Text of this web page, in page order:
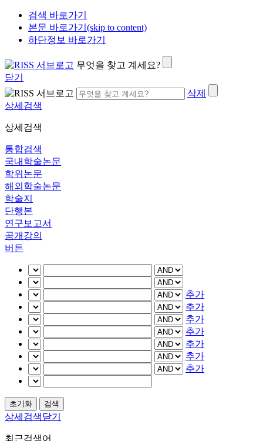
검색 바로가기
본문 바로가기(skip to content)
하단정보 바로가기
무엇을 찾고 계세요?
닫기
삭제
상세검색
상세검색
통합검색
국내학술논문
학위논문
해외학술논문
학술지
단행본
연구보고서
공개강의
버튼
추가
추가
추가
추가
추가
추가
추가
상세검색닫기
최근검색어